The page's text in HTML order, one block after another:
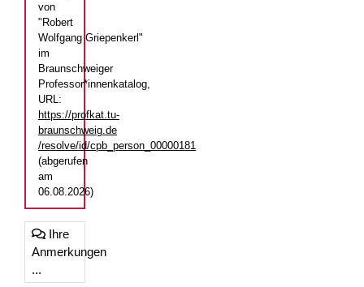
von
"Robert
Wolfgang Griepenkerl"
im
Braunschweiger
Professor*innenkatalog,
URL:
https://profkat.tu-
braunschweig.de
/resolve/id/cpb_person_00000181
(abgerufen
am
06.08.2026)
Ihre
Anmerkungen
...